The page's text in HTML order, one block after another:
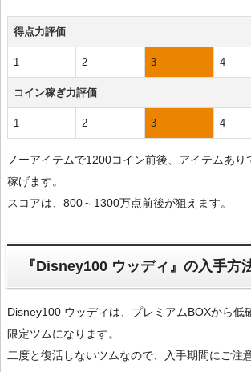
得点力評価
1 2 3 4
コイン稼ぎ力評価
1 2 3 4
ノーアイテムで1200コイン前後、アイテムあ
稼げます。
スコアは、800～1300万点前後が狙えます。
『Disney100 ウッディ』の入手方
Disney100 ウッディは、プレミアムBOXから低
限定ツムになります。
二度と復活しないツムなので、入手期間にご注